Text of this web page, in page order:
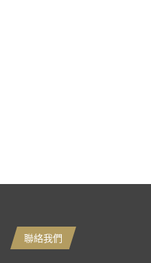
聯絡我們